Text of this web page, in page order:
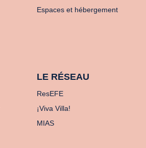
Espaces et hébergement
LE RÉSEAU
ResEFE
¡Viva Villa!
MIAS